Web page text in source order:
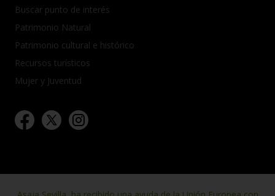
Buscar punto de interés
Patrimonio Natural
Patrimonio cultural e histórico
Recursos turísticos
Mujer y Juventud